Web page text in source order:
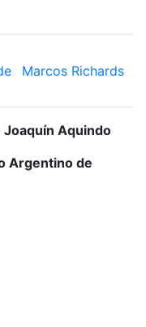
Marcos Richards
Aquindo
Argentino de